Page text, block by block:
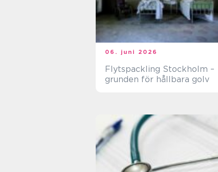
06. juni 2026
Flytspackling Stockholm –
grunden för hållbara golv